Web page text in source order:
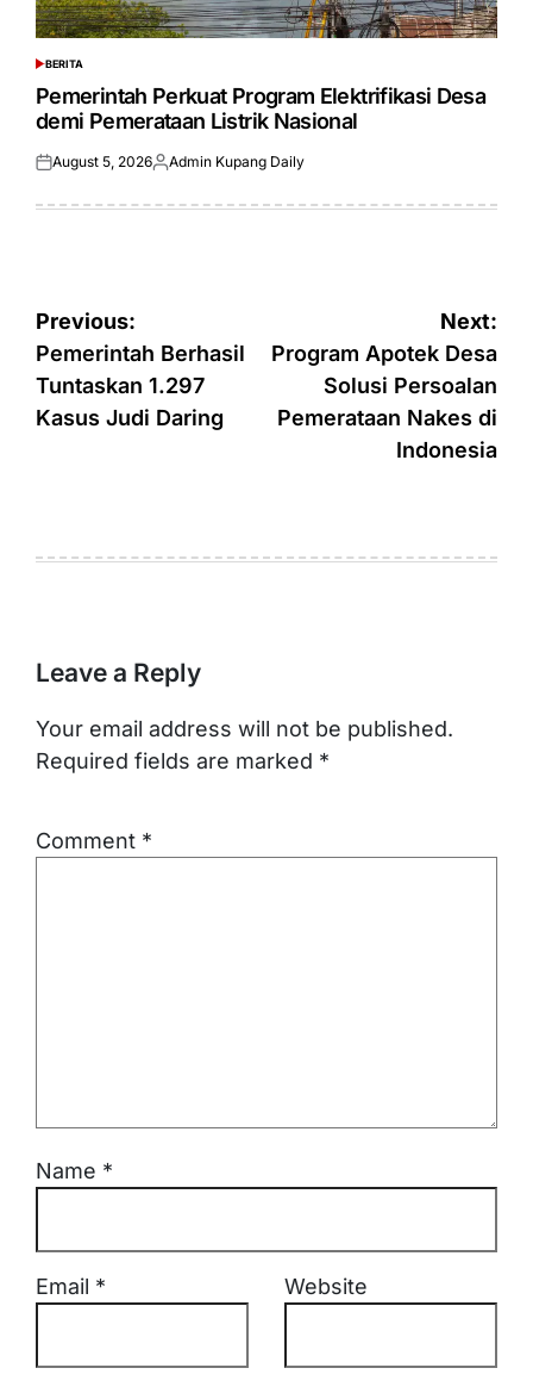
POSTED
IN
BERITA
Pemerintah Perkuat Program Elektrifikasi Desa
demi Pemerataan Listrik Nasional
Posted
August 5, 2026Posted
Admin Kupang Daily
Post
navigation
Previous:
Pemerintah Berhasil
Tuntaskan 1.297
Kasus Judi Daring
Next:
Program Apotek Desa
Solusi Persoalan
Pemerataan Nakes di
Indonesia
Leave a Reply
Your email address will not be published.
Required fields are marked *
Comment *
Name *
Email * Website